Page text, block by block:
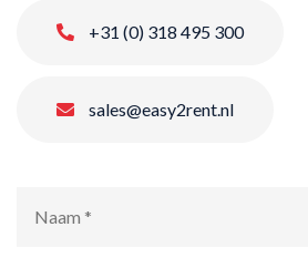
+31 (0) 318 495 300
sales@easy2rent.nl